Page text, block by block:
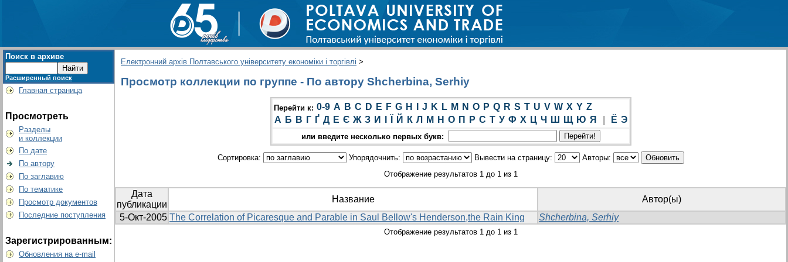
Поиск в архиве
Расширенный поиск
Главная страница
Просмотреть
Разделы
и коллекции
По дате
По автору
По заглавию
По тематике
Просмотр документов
Последние поступления
Зарегистрированным:
Обновления на e-mail
Електронний архів Полтавського університету економіки і торгівлі >
Просмотр коллекции по группе - По автору Shcherbina, Serhiy
Перейти к: 0-9 A B C D E F G H J K L M N O P Q R S T U V W X Y Z
А Б В Г Ґ Д Е Є Ж З И Й К Л М Н О П Р С Т У Ф Х Ц Ч Ш Щ Ю Я Ё Э
или введите несколько первых букв:
Сортировка: Упорядочнить: Вывести на страницу:
Авторы:
Отображение результатов 1 до 1 из 1
Дата
публикации
Название
Автор(ы)
5-Окт-2005 The Correlation of Picaresque and Parable in Saul Bellow's Henderson,the Rain King Shcherbina, Serhiy
Отображение результатов 1 до 1 из 1